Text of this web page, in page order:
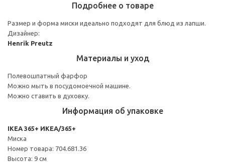
Подробнее о товаре
Размер и форма миски идеально подходят для блюд из лапши.
Дизайнер:
Henrik Preutz
Материалы и уход
Полевошпатный фарфор
Можно мыть в посудомоечной машине.
Можно ставить в духовку.
Информация об упаковке
IKEA 365+ ИКЕА/365+
Миска
Номер товара: 704.681.36
Высота: 9 см